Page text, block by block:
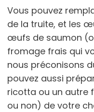
Vous pouvez
de la truite, et les
œufs de saumon
fromage frais qui
nous préconisons
pouvez aussi
ricotta ou un autre
ou non) de votre